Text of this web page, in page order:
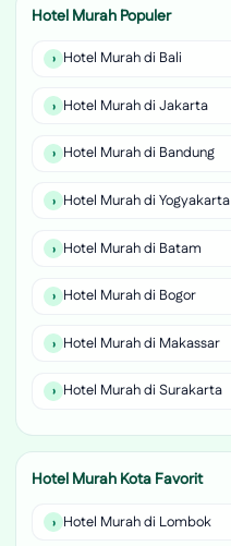
Hotel Murah Populer
Hotel Murah di Bali
Hotel Murah di Jakarta
Hotel Murah di Bandung
Hotel Murah di Yogyakarta
Hotel Murah di Batam
Hotel Murah di Bogor
Hotel Murah di Makassar
Hotel Murah di Surakarta
Hotel Murah Kota Favorit
Hotel Murah di Lombok